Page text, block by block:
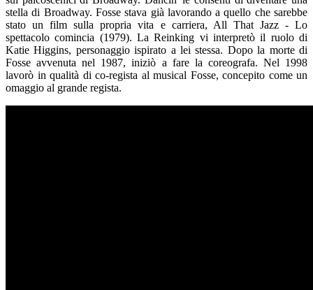
stella di Broadway. Fosse stava già lavorando a quello che sarebbe
stato un film sulla propria vita e carriera, All That Jazz - Lo
spettacolo comincia (1979). La Reinking vi interpretò il ruolo di
Katie Higgins, personaggio ispirato a lei stessa. Dopo la morte di
Fosse avvenuta nel 1987, iniziò a fare la coreografa. Nel 1998
lavorò in qualità di co-regista al musical Fosse, concepito come un
omaggio al grande regista.